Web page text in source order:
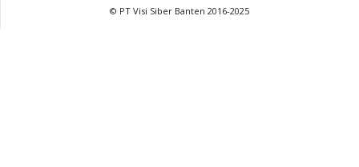
© PT Visi Siber Banten 2016-2025